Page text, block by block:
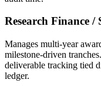
Research Finance
Manages multi-year
milestone-driven
deliverable tracking tied
ledger.